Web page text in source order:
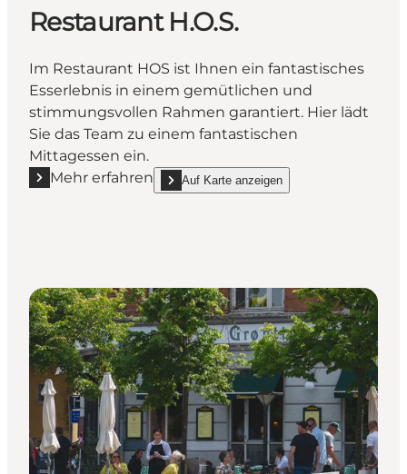
Restaurant H.O.S.
Im Restaurant HOS ist Ihnen ein fantastisches
Esserlebnis in einem gemütlichen und
stimmungsvollen Rahmen garantiert. Hier lädt
Sie das Team zu einem fantastischen
Mittagessen ein.
Mehr erfahren
Mehr erfahren "Restaurant H.O.S."
Auf Karte anzeigen
show Restaurant H.O.S. on_map